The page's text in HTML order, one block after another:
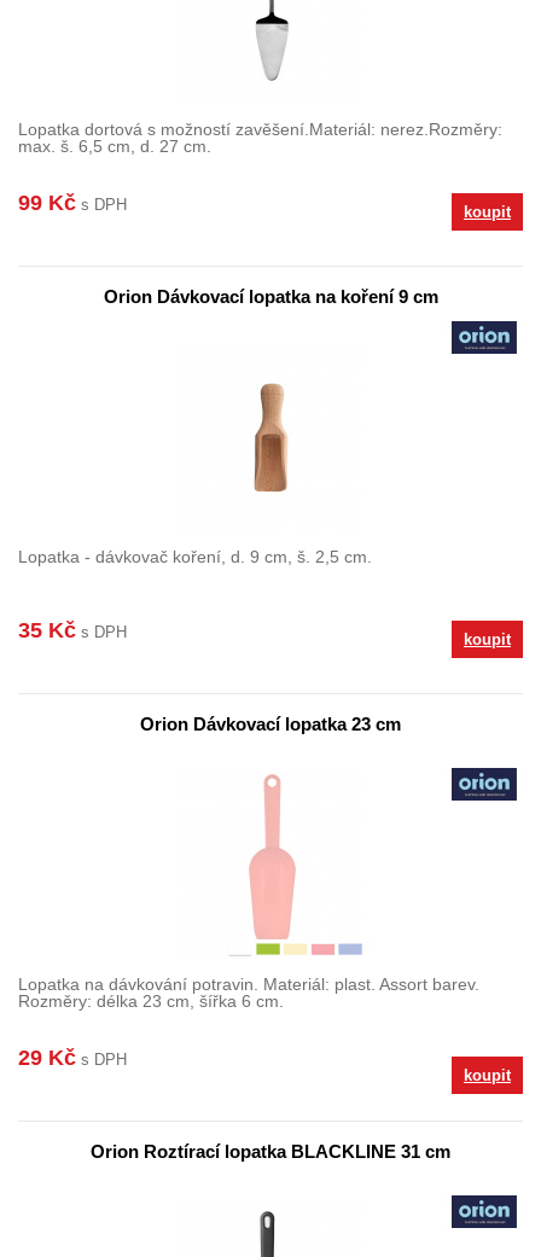
Lopatka dortová s možností zavěšení.Materiál: nerez.Rozměry:
max. š. 6,5 cm, d. 27 cm.
99 Kč s DPH koupit
Orion Dávkovací lopatka na koření 9 cm
Lopatka - dávkovač koření, d. 9 cm, š. 2,5 cm.
35 Kč s DPH koupit
Orion Dávkovací lopatka 23 cm
Lopatka na dávkování potravin. Materiál: plast. Assort barev.
Rozměry: délka 23 cm, šířka 6 cm.
29 Kč s DPH
koupit
Orion Roztírací lopatka BLACKLINE 31 cm